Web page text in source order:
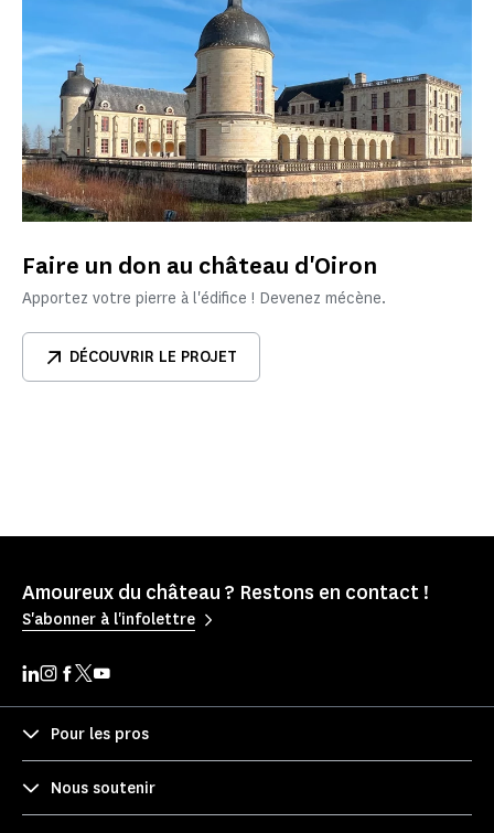
Faire un don au château d'Oiron
Apportez votre pierre à l'édifice ! Devenez mécène.
DÉCOUVRIR LE PROJET
Amoureux du château ? Restons en contact !
S'abonner à l'infolettre
Pour les pros
Nous soutenir